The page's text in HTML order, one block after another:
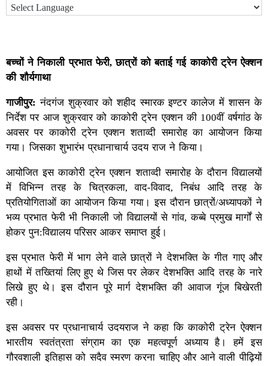
बच्चों ने निकाली प्रभात फेरी, छात्रों को बताई गई काकोरी ट्रेन ऐक्शन
की शौर्यगाथा
गाजीपुर: नंदगंज शुक्रवार को शहीद स्मारक इण्टर कालेज में शासन के
निर्देश पर आज शुक्रवार को‌ काकोरी ट्रेन एक्शन की 100वीं वर्षगांठ के
अवसर पर काकोरी ट्रेन एक्शन शताव्दी समारोह का आयोजन किया
गया। जिसका शुभारंभ प्रधानाचार्य उदय राज ने किया।
आयोजित इस काकोरी ट्रेन एक्शन शताव्दी समारोह के दौरान विद्यालयों
में विभिन्न तरह के चित्रकला, वाद-विवाद, निबंध आदि तरह के
प्रतियोगिताओं का आयोजन किया गया। इस दौरान छात्रों/अध्यापकों ने
भव्य प्रभात फेरी भी निकाली जो विद्यालयों से गांव, कब्बे प्रमुख मार्गों से
होकर पुन:विद्यालय परिसर आकर समाप्त हुई।
इस प्रभात फेरी में भाग लेने वाले छात्रों ने देशभक्ति के गीत गाए और
हाथों में तख्तियां लिए हुए थे जिस पर लेकर देशभक्ति आदि तरह के नारे
लिखे हुए थे। इस दौरान पूरे मार्ग देशभक्ति की आवाज गूंज बिखेरती
रही।
इस अवसर पर प्रधानाचार्य उदयराज ने कहा कि काकोरी ट्रेन ऐक्शन
भारतीय स्वतंत्रता संग्राम का एक महत्वपूर्ण अध्याय है। हमें इस
गौरवशाली इतिहास को सदैव स्मरण करना चाहिए और आने वाली पीढ़ियों